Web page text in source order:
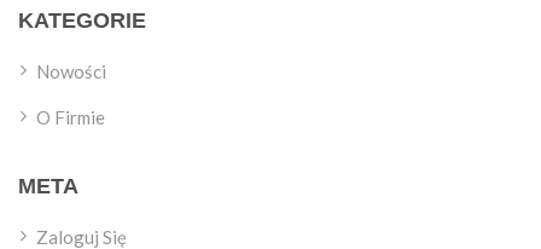
KATEGORIE
Nowości
O Firmie
META
Zaloguj Się